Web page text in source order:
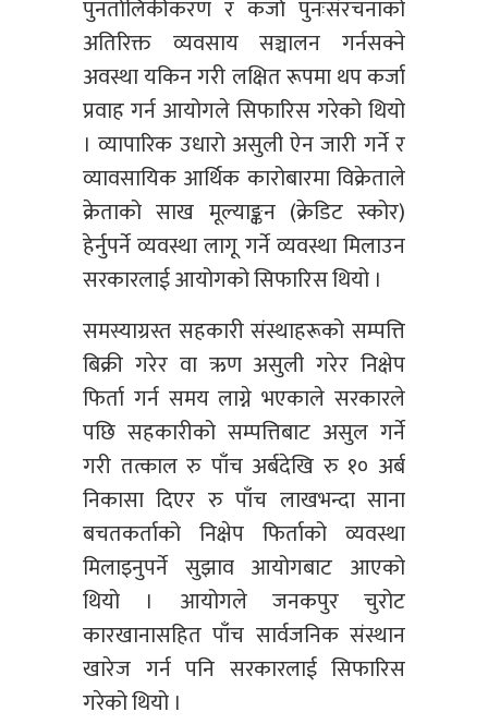
पुनर्तालिकीकरण र कर्जा पुनःसंरचनाको
अतिरिक्त व्यवसाय सञ्चालन गर्नसक्ने
अवस्था यकिन गरी लक्षित रूपमा थप कर्जा
प्रवाह गर्न आयोगले सिफारिस गरेको थियो
। व्यापारिक उधारो असुली ऐन जारी गर्ने र
व्यावसायिक आर्थिक कारोबारमा विक्रेताले
क्रेताको साख मूल्याङ्कन (क्रेडिट स्कोर)
हेर्नुपर्ने व्यवस्था लागू गर्ने व्यवस्था मिलाउन
सरकारलाई आयोगको सिफारिस थियो ।
समस्याग्रस्त सहकारी संस्थाहरूको सम्पत्ति
बिक्री गरेर वा ऋण असुली गरेर निक्षेप
फिर्ता गर्न समय लाग्ने भएकाले सरकारले
पछि सहकारीको सम्पत्तिबाट असुल गर्ने
गरी तत्काल रु पाँच अर्बदेखि रु १० अर्ब
निकासा दिएर रु पाँच लाखभन्दा साना
बचतकर्ताको निक्षेप फिर्ताको व्यवस्था
मिलाइनुपर्ने सुझाव आयोगबाट आएको
थियो । आयोगले जनकपुर चुरोट
कारखानासहित पाँच सार्वजनिक संस्थान
खारेज गर्न पनि सरकारलाई सिफारिस
गरेको थियो ।